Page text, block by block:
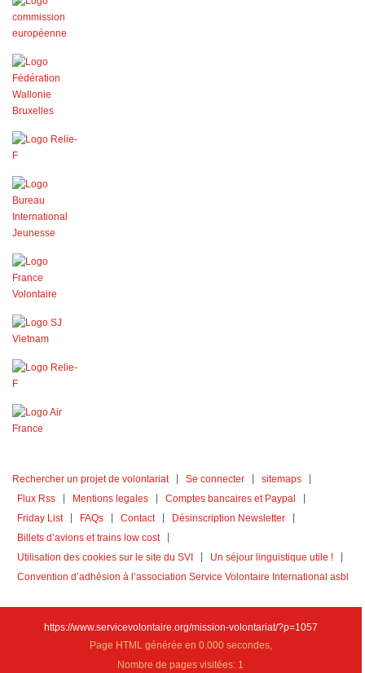
Rechercher un projet de volontariat Se connecter
sitemaps
Flux Rss
Mentions legales
Comptes bancaires et Paypal
Friday List
FAQs Contact
Désinscription Newsletter
Billets d’avions et trains low cost
Utilisation des cookies sur le site du SVI
Un séjour linguistique utile !
Convention d’adhésion à l’association Service Volontaire International asbl
https://www.servicevolontaire.org/mission-volontariat/?p=1057
Page HTML générée en 0.000 secondes,
Nombre de pages visitées: 1